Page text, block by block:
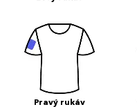
Pravý rukáv